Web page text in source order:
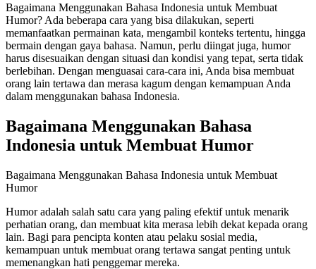
Bagaimana Menggunakan Bahasa Indonesia untuk Membuat
Humor? Ada beberapa cara yang bisa dilakukan, seperti
memanfaatkan permainan kata, mengambil konteks tertentu, hingga
bermain dengan gaya bahasa. Namun, perlu diingat juga, humor
harus disesuaikan dengan situasi dan kondisi yang tepat, serta tidak
berlebihan. Dengan menguasai cara-cara ini, Anda bisa membuat
orang lain tertawa dan merasa kagum dengan kemampuan Anda
dalam menggunakan bahasa Indonesia.
Bagaimana Menggunakan Bahasa
Indonesia untuk Membuat Humor
Bagaimana Menggunakan Bahasa Indonesia untuk Membuat
Humor
Humor adalah salah satu cara yang paling efektif untuk menarik
perhatian orang, dan membuat kita merasa lebih dekat kepada orang
lain. Bagi para pencipta konten atau pelaku sosial media,
kemampuan untuk membuat orang tertawa sangat penting untuk
memenangkan hati penggemar mereka.